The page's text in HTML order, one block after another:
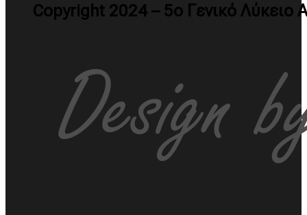
Copyright 2024 – 5ο Γενικό Λύκειο